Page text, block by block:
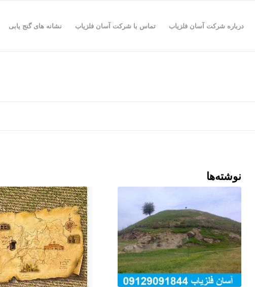
درباره شرکت آسان فلزیاب تماس با شرکت آسان فلزیاب نشانه های گنج یابی
نوشته‌ها